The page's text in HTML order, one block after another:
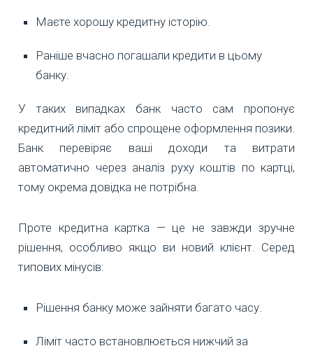
Маєте хорошу кредитну історію.
Раніше вчасно погашали кредити в цьому
банку.
У таких випадках банк часто сам пропонує
кредитний ліміт або спрощене оформлення позики.
Банк перевіряє ваші доходи та витрати
автоматично через аналіз руху коштів по картці,
тому окрема довідка не потрібна.
Проте кредитна картка — це не завжди зручне
рішення, особливо якщо ви новий клієнт. Серед
типових мінусів:
Рішення банку може зайняти багато часу.
Ліміт часто встановлюється нижчий за